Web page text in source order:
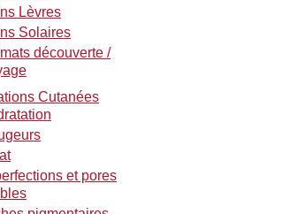
Lèvres
Solaires
découverte /
Cutanées
et pores